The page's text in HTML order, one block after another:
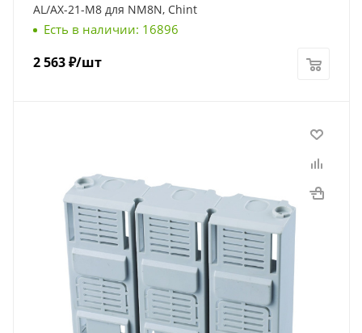
AL/AX-21-M8 для NM8N, Chint
Есть в наличии: 16896
2 563₽/шт